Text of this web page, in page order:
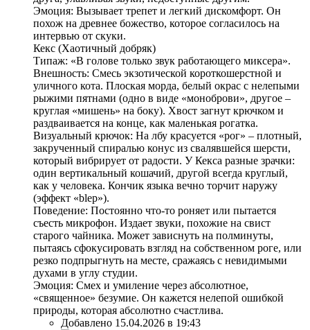
Эмоция: Вызывает трепет и легкий дискомфорт. Он
похож на древнее божество, которое согласилось на
интервью от скуки.
Кекс (Хаотичный добряк)
Типаж: «В голове только звук работающего миксера».
Внешность: Смесь экзотической короткошерстной и
уличного кота. Плоская морда, белый окрас с нелепыми
рыжими пятнами (одно в виде «моноброви», другое –
круглая «мишень» на боку). Хвост загнут крючком и
раздваивается на конце, как маленькая рогатка.
Визуальный крючок: На лбу красуется «рог» – плотный,
закрученный спиралью конус из свалявшейся шерсти,
который вибрирует от радости. У Кекса разные зрачки:
один вертикальный кошачий, другой всегда круглый,
как у человека. Кончик языка вечно торчит наружу
(эффект «blep»).
Поведение: Постоянно что-то роняет или пытается
съесть микрофон. Издает звуки, похожие на свист
старого чайника. Может зависнуть на полминуты,
пытаясь сфокусировать взгляд на собственном роге, или
резко подпрыгнуть на месте, сражаясь с невидимыми
духами в углу студии.
Эмоция: Смех и умиление через абсолютное,
«священное» безумие. Он кажется нелепой ошибкой
природы, которая абсолютно счастлива.
Добавлено 15.04.2026 в 19:43